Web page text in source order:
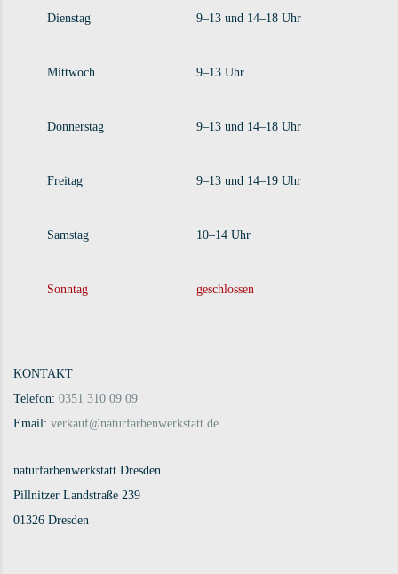
Dienstag 9–13 und 14–18 Uhr
Mittwoch 9–13 Uhr
Donnerstag 9–13 und 14–18 Uhr
Freitag 9–13 und 14–19 Uhr
Samstag 10–14 Uhr
Sonntag geschlossen
KONTAKT
Telefon: 0351 310 09 09
Email: verkauf@naturfarbenwerkstatt.de
naturfarbenwerkstatt Dresden
Pillnitzer Landstraße 239
01326 Dresden